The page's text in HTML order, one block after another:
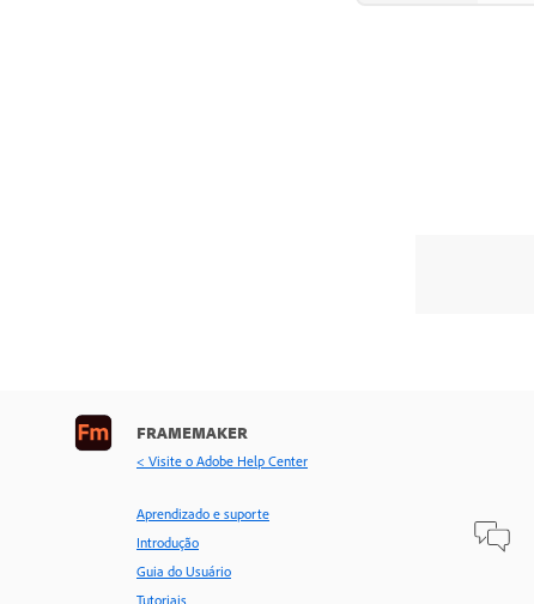
FRAMEMAKER
< Visite o Adobe Help Center
Aprendizado e suporte
Introdução
Guia do Usuário
Tutoriais